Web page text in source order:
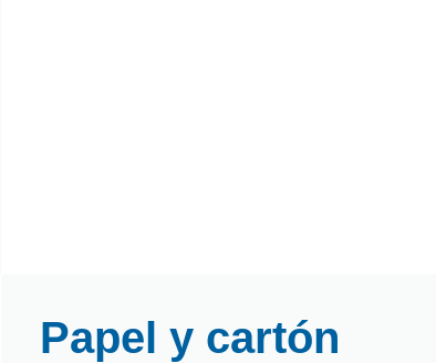
Papel y cartón